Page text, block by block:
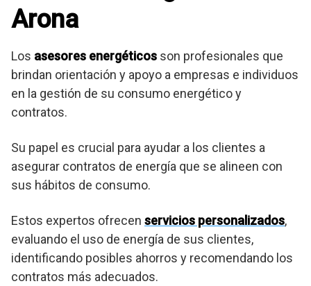
Arona
Los asesores energéticos son profesionales que
brindan orientación y apoyo a empresas e individuos
en la gestión de su consumo energético y
contratos.
Su papel es crucial para ayudar a los clientes a
asegurar contratos de energía que se alineen con
sus hábitos de consumo.
Estos expertos ofrecen servicios personalizados,
evaluando el uso de energía de sus clientes,
identificando posibles ahorros y recomendando los
contratos más adecuados.